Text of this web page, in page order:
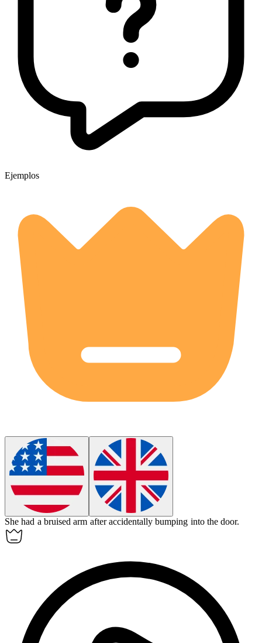
Ejemplos
She had a bruised arm after accidentally bumping into the door.